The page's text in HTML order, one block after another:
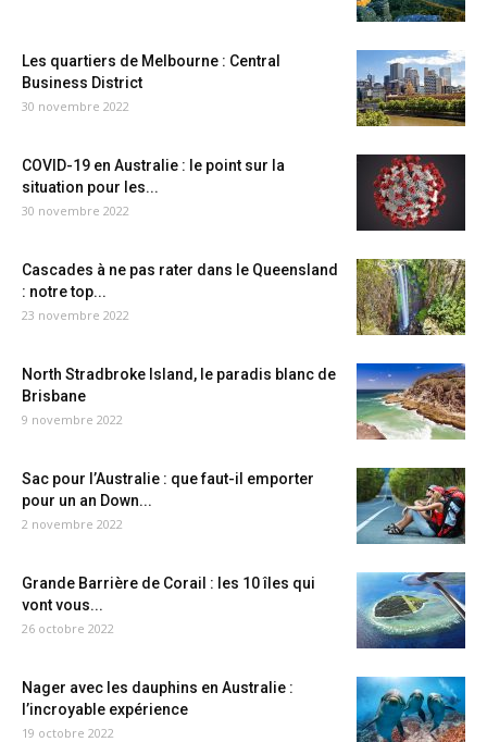
Les quartiers de Melbourne : Central
Business District
30 novembre 2022
COVID-19 en Australie : le point sur la
situation pour les...
30 novembre 2022
Cascades à ne pas rater dans le Queensland
: notre top...
23 novembre 2022
North Stradbroke Island, le paradis blanc de
Brisbane
9 novembre 2022
Sac pour l’Australie : que faut-il emporter
pour un an Down...
2 novembre 2022
Grande Barrière de Corail : les 10 îles qui
vont vous...
26 octobre 2022
Nager avec les dauphins en Australie :
l’incroyable expérience
19 octobre 2022